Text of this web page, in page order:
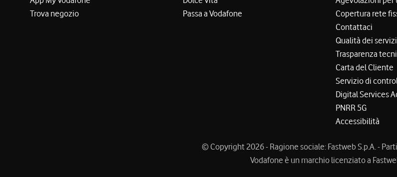
Trova negozio
Passa a Vodafone
Copertura rete
Contattaci
Qualità dei servizi
Trasparenza
Carta del Cliente
Servizio di
Digital Services
PNRR 5G
Accessibilità
© Copyright 2026 - Ragione sociale: Fastweb S.p.A. -
Vodafone è un marchio licenziato a